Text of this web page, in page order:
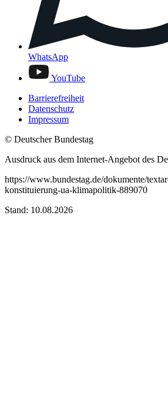
WhatsApp
YouTube
Barrierefreiheit
Datenschutz
Impressum
© Deutscher Bundestag
Ausdruck aus dem Internet-Angebot des
https://www.bundestag.de/dokumente/
konstituierung-ua-klimapolitik-889070
Stand: 10.08.2026